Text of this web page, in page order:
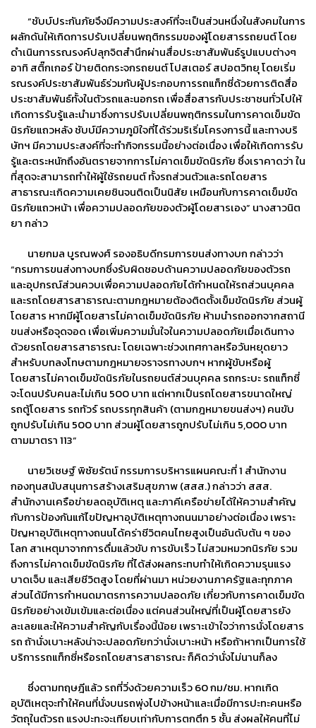
“ชับบ์ประกันภัยจึงมีความประสงค์ที่จะเป็นส่วนหนึ่งในสังคมในการ
ผลักดันให้เกิดการปรับเปลี่ยนพฤติกรรมของผู้โดยสารรถยนต์ โดย
ดำเนินการรณรงค์ปลุกจิตสำนึกผ่านสื่อประชาสัมพันธ์รูปแบบต่างๆ
อาทิ สติ๊กเกอร์ ป้ายติดกระจกรถยนต์ โปสเตอร์ สปอตวิทยุ โดยเริ่ม
รณรงค์ประชาสัมพันธ์ร่วมกับผู้ประกอบการรถแท็กซี่ด้วยการติดสื่อ
ประชาสัมพันธ์ทั้งในตัวรถและนอกรถ เพื่อสื่อสารกับประชาชนทั่วไปให้
เกิดการรับรู้และนำมาซึ่งการปรับเปลี่ยนพฤติกรรมในการคาดเข็มขัด
นิรภัยแถวหลัง ชับบ์มีความภูมิใจที่ได้ร่วมริเริ่มโครงการนี้ และทางบริ
ษัทฯ มีความประสงค์ที่จะทำกิจกรรมนี้อย่างต่อเนื่อง เพื่อให้เกิดการรับ
รู้และตระหนักถึงอันตรายจากการไม่คาดเข็มขัดนิรภัย ซึ่งเราคาดว่า ใน
ที่สุดจะสามารถทำให้ผู้ใช้รถยนต์ ทั้งรถส่วนตัวและรถโดยสาร
สาธารณะเกิดความเคยชินจนติดเป็นนิสัย เหมือนกับการคาดเข็มขัด
นิรภัยแถวหน้า เพื่อความปลอดภัยของตัวผู้โดยสารเอง” นางสาวนิต
ยา กล่าว
นายกมล บูรณพงศ์ รองอธิบดีกรมการขนส่งทางบก กล่าวว่า
“กรมการขนส่งทางบกซึ่งรับผิดชอบด้านความปลอดภัยของตัวรถ
และอุปกรณ์ส่วนควบเพื่อความปลอดภัยได้กำหนดให้รถส่วนบุคคล
และรถโดยสารสาธารณะตามกฎหมายต้องติดตั้งเข็มขัดนิรภัย ส่วนผู้
โดยสาร หากมีผู้โดยสารไม่คาดเข็มขัดนิรภัย ห้ามนำรถออกจากสถานี
ขนส่งหรือจุดจอด เพื่อเพิ่มความมั่นใจในความปลอดภัยเมื่อเดินทาง
ด้วยรถโดยสารสาธารณะ โดยเฉพาะช่วงเทศกาลหรือวันหยุดยาว
สำหรับบทลงโทษตามกฎหมายจราจรทางบกฯ หากผู้ขับหรือผู้
โดยสารไม่คาดเข็มขัดนิรภัยในรถยนต์ส่วนบุคคล รถกระบะ รถแท็กซี่
จะโดนปรับคนละไม่เกิน 500 บาท แต่หากเป็นรถโดยสารขนาดใหญ่
รถตู้โดยสาร รถทัวร์ รถบรรทุกสินค้า (ตามกฎหมายขนส่งฯ) คนขับ
ถูกปรับไม่เกิน 500 บาท ส่วนผู้โดยสารถูกปรับไม่เกิน 5,000 บาท
ตามมาตรา 113”
นายวิเชษฐ์ พิชัยรัตน์ กรรมการบริหารแผนคณะที่ 1 สำนักงาน
กองทุนสนับสนุนการสร้างเสริมสุขภาพ (สสส.) กล่าวว่า สสส.
สำนักงานเครือข่ายลดอุบัติเหตุ และภาคีเครือข่ายได้ให้ความสำคัญ
กับการป้องกันแก้ไขปัญหาอุบัติเหตุทางถนนมาอย่างต่อเนื่อง เพราะ
ปัญหาอุบัติเหตุทางถนนได้คร่าชีวิตคนไทยสูงเป็นอันดับต้น ๆ ของ
โลก สาเหตุมาจากการดื่มแล้วขับ การขับเร็ว ไม่สวมหมวกนิรภัย รวม
ถึงการไม่คาดเข็มขัดนิรภัย ที่ได้ส่งผลกระทบทำให้เกิดความรุนแรง
บาดเจ็บ และเสียชีวิตสูง โดยที่ผ่านมา หน่วยงานภาครัฐและทุกภาค
ส่วนได้มีการกำหนดมาตรการความปลอดภัย เกี่ยวกับการคาดเข็มขัด
นิรภัยอย่างเข้มเข้มและต่อเนื่อง แต่คนส่วนใหญ่ที่เป็นผู้โดยสารยัง
ละเลยและให้ความสำคัญกับเรื่องนี้น้อย เพราะเข้าใจว่าการนั่งโดยสาร
รถ ถ้านั่งเบาะหลังน่าจะปลอดภัยกว่านั่งเบาะหน้า หรือถ้าหากเป็นการใช้
บริการรถแท็กซี่หรือรถโดยสารสาธารณะ ก็คิดว่านั่งไม่นานก็ลง
ซึ่งตามทฤษฎีแล้ว รถที่วิ่งด้วยความเร็ว 60 กม/ชม. หากเกิด
อุบัติเหตุจะทำให้คนที่นั่งบนรถพุ่งไปข้างหน้าและเมื่อมีการปะทะคนหรือ
วัตถุในตัวรถ แรงปะทะจะเทียบเท่ากับการตกตึก 5 ชั้น ส่งผลให้คนที่ไม่